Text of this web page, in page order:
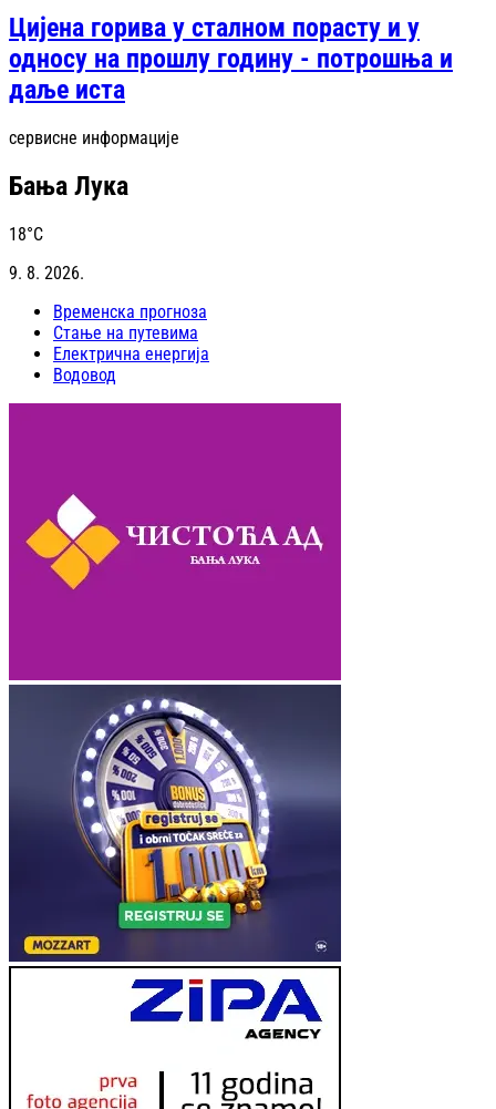
Цијена горива у сталном порасту и у
односу на прошлу годину - потрошња и
даље иста
сервисне информације
Бања Лука
18°C
9. 8. 2026.
Временска прогноза
Стање на путевима
Електрична енергија
Водовод